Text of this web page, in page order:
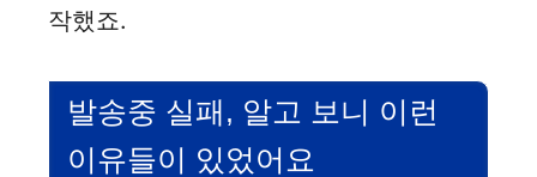
작했죠.
발송중 실패, 알고 보니 이런
이유들이 있었어요